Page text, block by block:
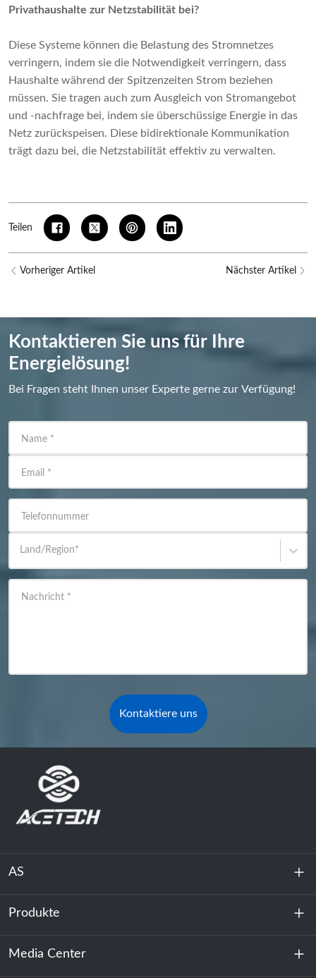
Privathaushalte zur Netzstabilität bei?
Diese Systeme können die Belastung des Stromnetzes
verringern, indem sie die Notwendigkeit verringern, dass
Haushalte während der Spitzenzeiten Strom beziehen
müssen. Sie tragen auch zum Ausgleich von Stromangebot
und -nachfrage bei, indem sie überschüssige Energie in das
Netz zurückspeisen. Diese bidirektionale Kommunikation
trägt dazu bei, die Netzstabilität effektiv zu verwalten.
Teilen
Vorheriger Artikel Nächster Artikel
Kontaktieren Sie uns für Ihre
Energielösung!
Bei Fragen steht Ihnen unser Experte gerne zur Verfügung!
Name *
Email *
Telefonnummer
Land/Region*
Nachricht *
Kontaktiere uns
AS
Über uns
Nachhaltigkeit
Produkte
Energiespeicherung
Media Center